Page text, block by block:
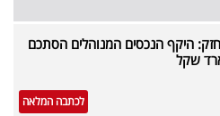
היקף הנכסים המנוהלים הסתכם
לכתבה המלאה